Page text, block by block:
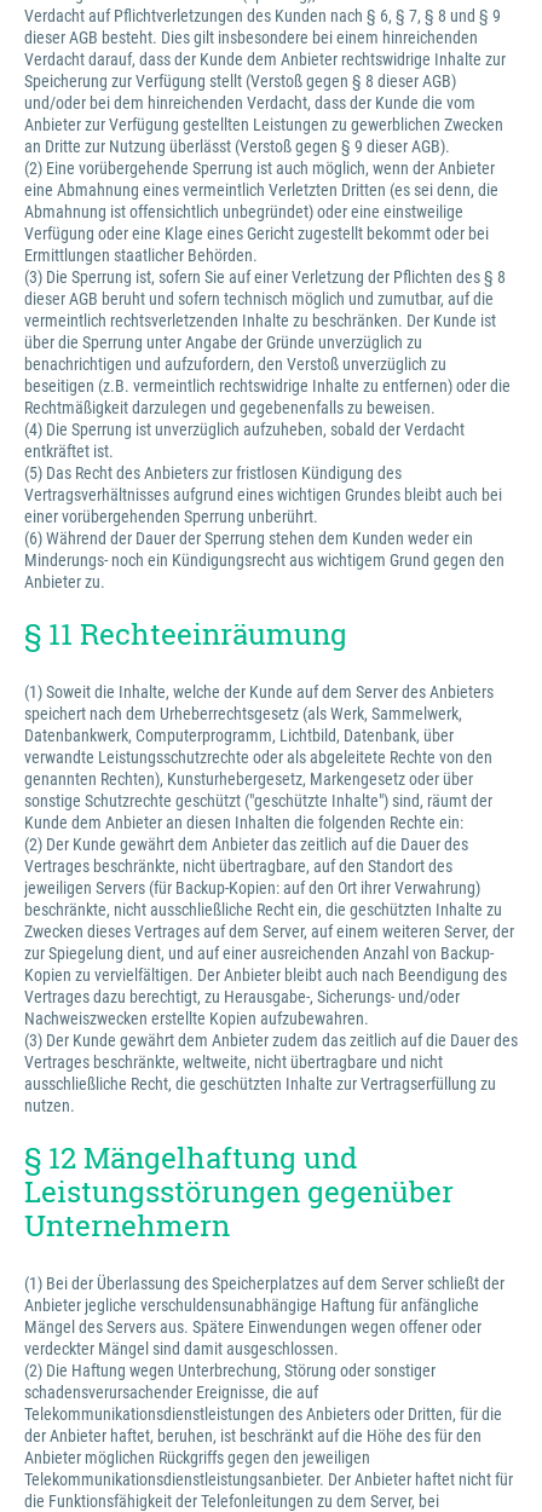
Verdacht auf Pflichtverletzungen des Kunden nach § 6, § 7, § 8 und § 9
dieser AGB besteht. Dies gilt insbesondere bei einem hinreichenden
Verdacht darauf, dass der Kunde dem Anbieter rechtswidrige Inhalte zur
Speicherung zur Verfügung stellt (Verstoß gegen § 8 dieser AGB)
und/oder bei dem hinreichenden Verdacht, dass der Kunde die vom
Anbieter zur Verfügung gestellten Leistungen zu gewerblichen Zwecken
an Dritte zur Nutzung überlässt (Verstoß gegen § 9 dieser AGB).
(2) Eine vorübergehende Sperrung ist auch möglich, wenn der Anbieter
eine Abmahnung eines vermeintlich Verletzten Dritten (es sei denn, die
Abmahnung ist offensichtlich unbegründet) oder eine einstweilige
Verfügung oder eine Klage eines Gericht zugestellt bekommt oder bei
Ermittlungen staatlicher Behörden.
(3) Die Sperrung ist, sofern Sie auf einer Verletzung der Pflichten des § 8
dieser AGB beruht und sofern technisch möglich und zumutbar, auf die
vermeintlich rechtsverletzenden Inhalte zu beschränken. Der Kunde ist
über die Sperrung unter Angabe der Gründe unverzüglich zu
benachrichtigen und aufzufordern, den Verstoß unverzüglich zu
beseitigen (z.B. vermeintlich rechtswidrige Inhalte zu entfernen) oder die
Rechtmäßigkeit darzulegen und gegebenenfalls zu beweisen.
(4) Die Sperrung ist unverzüglich aufzuheben, sobald der Verdacht
entkräftet ist.
(5) Das Recht des Anbieters zur fristlosen Kündigung des
Vertragsverhältnisses aufgrund eines wichtigen Grundes bleibt auch bei
einer vorübergehenden Sperrung unberührt.
(6) Während der Dauer der Sperrung stehen dem Kunden weder ein
Minderungs- noch ein Kündigungsrecht aus wichtigem Grund gegen den
Anbieter zu.
§ 11 Rechteeinräumung
(1) Soweit die Inhalte, welche der Kunde auf dem Server des Anbieters
speichert nach dem Urheberrechtsgesetz (als Werk, Sammelwerk,
Datenbankwerk, Computerprogramm, Lichtbild, Datenbank, über
verwandte Leistungsschutzrechte oder als abgeleitete Rechte von den
genannten Rechten), Kunsturhebergesetz, Markengesetz oder über
sonstige Schutzrechte geschützt ("geschützte Inhalte") sind, räumt der
Kunde dem Anbieter an diesen Inhalten die folgenden Rechte ein:
(2) Der Kunde gewährt dem Anbieter das zeitlich auf die Dauer des
Vertrages beschränkte, nicht übertragbare, auf den Standort des
jeweiligen Servers (für Backup-Kopien: auf den Ort ihrer Verwahrung)
beschränkte, nicht ausschließliche Recht ein, die geschützten Inhalte zu
Zwecken dieses Vertrages auf dem Server, auf einem weiteren Server, der
zur Spiegelung dient, und auf einer ausreichenden Anzahl von Backup-
Kopien zu vervielfältigen. Der Anbieter bleibt auch nach Beendigung des
Vertrages dazu berechtigt, zu Herausgabe-, Sicherungs- und/oder
Nachweiszwecken erstellte Kopien aufzubewahren.
(3) Der Kunde gewährt dem Anbieter zudem das zeitlich auf die Dauer des
Vertrages beschränkte, weltweite, nicht übertragbare und nicht
ausschließliche Recht, die geschützten Inhalte zur Vertragserfüllung zu
nutzen.
§ 12 Mängelhaftung und
Leistungsstörungen gegenüber
Unternehmern
(1) Bei der Überlassung des Speicherplatzes auf dem Server schließt der
Anbieter jegliche verschuldensunabhängige Haftung für anfängliche
Mängel des Servers aus. Spätere Einwendungen wegen offener oder
verdeckter Mängel sind damit ausgeschlossen.
(2) Die Haftung wegen Unterbrechung, Störung oder sonstiger
schadensverursachender Ereignisse, die auf
Telekommunikationsdienstleistungen des Anbieters oder Dritten, für die
der Anbieter haftet, beruhen, ist beschränkt auf die Höhe des für den
Anbieter möglichen Rückgriffs gegen den jeweiligen
Telekommunikationsdienstleistungsanbieter. Der Anbieter haftet nicht für
die Funktionsfähigkeit der Telefonleitungen zu dem Server, bei